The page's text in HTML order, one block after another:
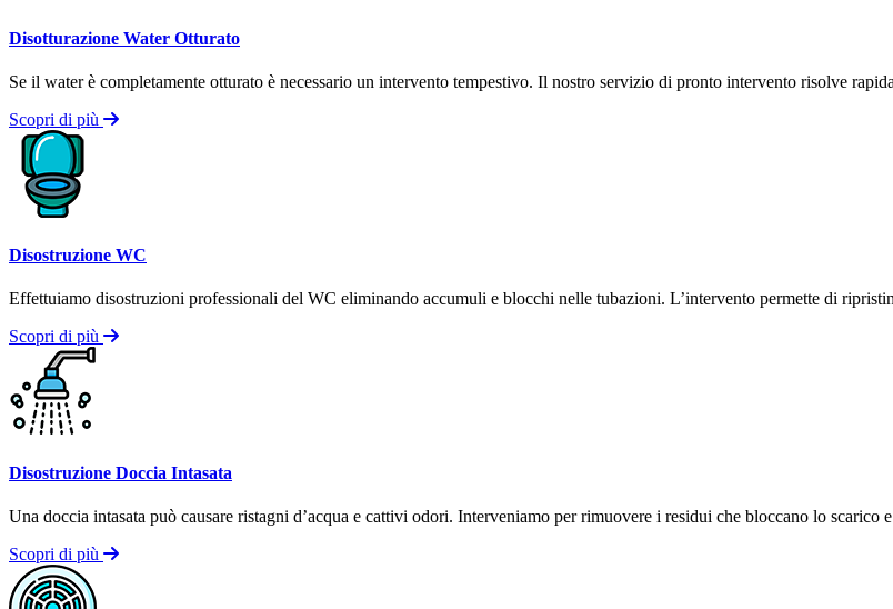
Disotturazione Water Otturato
Se il water è completamente otturato è necessario un intervento tempestivo. Il nostro servizio di pronto intervento risolve
Scopri di più
Disostruzione WC
Effettuiamo disostruzioni professionali del WC eliminando accumuli e blocchi nelle tubazioni. L’intervento permette di
Scopri di più
Disostruzione Doccia Intasata
Una doccia intasata può causare ristagni d’acqua e cattivi odori. Interveniamo per rimuovere i residui che bloccano lo scarico
Scopri di più